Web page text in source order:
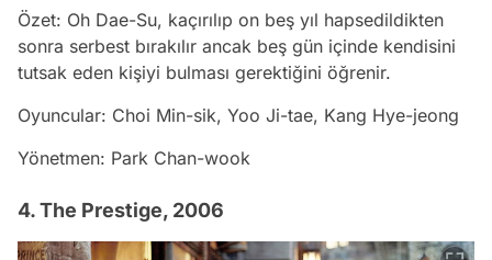
Özet: Oh Dae-Su, kaçırılıp on beş yıl hapsedildikten
sonra serbest bırakılır ancak beş gün içinde kendisini
tutsak eden kişiyi bulması gerektiğini öğrenir.
Oyuncular: Choi Min-sik, Yoo Ji-tae, Kang Hye-jeong
Yönetmen: Park Chan-wook
4. The Prestige, 2006